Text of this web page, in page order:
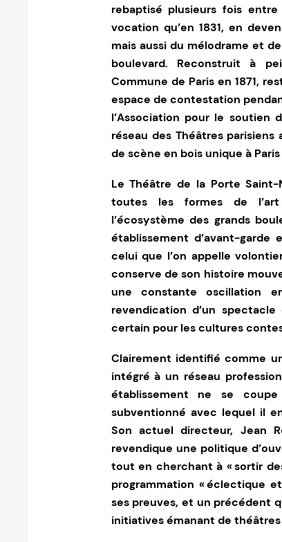
rebaptisé plusieurs fois
vocation qu’en 1831, en
mais aussi du mélodrame et
boulevard. Reconstruit à
Commune de Paris en 1871,
espace de contestation
l’Association pour le soutien
réseau des Théâtres parisiens
de scène en bois unique à
Le Théâtre de la Porte
toutes les formes de
l’écosystème des grands
établissement d’avant-
celui que l’on appelle
conserve de son histoire
une constante oscillation
revendication d’un
certain pour les cultures
Clairement identifié comme
intégré à un réseau
établissement ne se
subventionné avec lequel il
Son actuel directeur, Jean
revendique une politique
tout en cherchant à « sortir
programmation « éclectique
ses preuves, et un précédent
initiatives émanant de théâtres